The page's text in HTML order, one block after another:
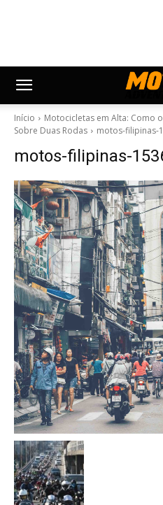
Início
Motocicletas em Alta: Como
Sobre Duas Rodas
motos-filipinas-
motos-filipinas-